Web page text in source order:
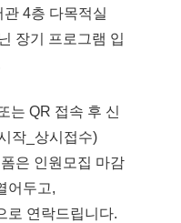
4층 다목적실
장기 프로그램 입
는 QR 접속 후 신
작_상시접수)
은 인원모집 마감
어두고,
로 연락드립니다.